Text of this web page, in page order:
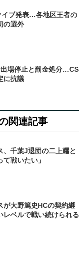
イブ発表…各地区王者の
の選外
場停止と罰金処分…CS
に抗議
関連記事
、千葉J退団の二上耀と
戦いたい」
が大野篤史HCの契約継
ベルで戦い続けられる